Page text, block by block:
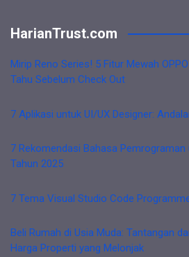
HarianTrust.com
Mirip Reno Series! 5 Fitur Mewah
Tahu Sebelum Check Out
7 Aplikasi untuk UI/UX Designer:
7 Rekomendasi Bahasa
Tahun 2025
7 Tema Visual Studio Code
Beli Rumah di Usia Muda: Tantangan
Harga Properti yang Melonjak